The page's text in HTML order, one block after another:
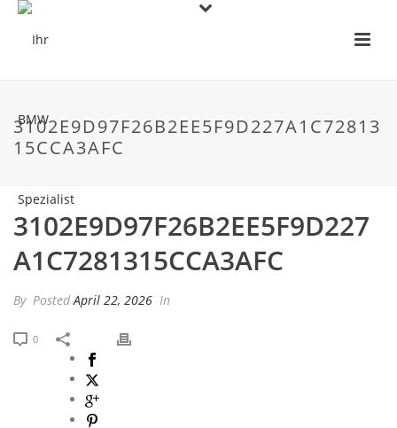
3102E9D97F26B2EE5F9D227A1C72813
15CCA3AFC
3102E9D97F26B2EE5F9D227
A1C7281315CCA3AFC
By PostedApril 22, 2026 In
0